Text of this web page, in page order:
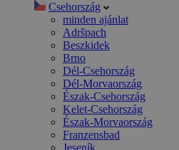
Csehország
minden ajánlat
Adršpach
Beszkidek
Brno
Dél-Csehország
Dél-Morvaország
Észak-Csehország
Kelet-Csehország
Észak-Morvaország
Franzensbad